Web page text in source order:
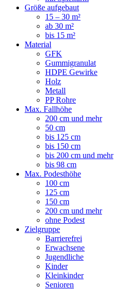
Größe aufgebaut
15 – 30 m²
ab 30 m²
bis 15 m²
Material
GFK
Gummigranulat
HDPE Gewirke
Holz
Metall
PP Rohre
Max. Fallhöhe
200 cm und mehr
50 cm
bis 125 cm
bis 150 cm
bis 200 cm und mehr
bis 98 cm
Max. Podesthöhe
100 cm
125 cm
150 cm
200 cm und mehr
ohne Podest
Zielgruppe
Barrierefrei
Erwachsene
Jugendliche
Kinder
Kleinkinder
Senioren